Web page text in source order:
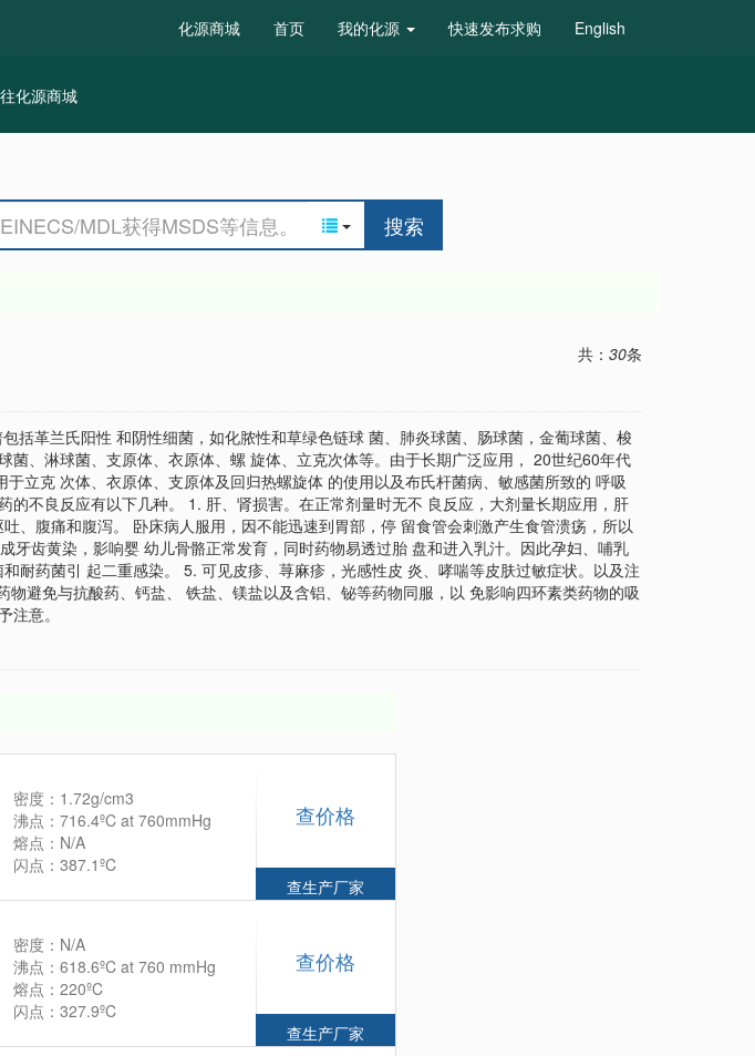
化源商城 首页 我的化源 快速发布求购 English
化源商城
搜索
共： 30条
革兰氏阳性 和阴性细菌，如化脓性和草绿色链球 菌、肺炎球菌、肠球菌，金葡球菌、梭
、淋球菌、支原体、衣原体、螺 旋体、立克次体等。由于长期广泛应用， 20世纪60年代
立克 次体、衣原体、支原体及回归热螺旋体 的使用以及布氏杆菌病、敏感菌所致的 呼吸
不良反应有以下几种。 1. 肝、肾损害。在正常剂量时无不 良反应，大剂量长期应用，肝
、腹痛和腹泻。 卧床病人服用，因不能迅速到胃部，停 留食管会刺激产生食管溃疡，所以
齿黄染，影响婴 幼儿骨骼正常发育，同时药物易透过胎 盘和进入乳汁。因此孕妇、哺乳
耐药菌引 起二重感染。 5. 可见皮疹、荨麻疹，光感性皮 炎、哮喘等皮肤过敏症状。以及注
避免与抗酸药、钙盐、 铁盐、镁盐以及含铝、铋等药物同服，以 免影响四环素类药物的吸
意。
密度：1.72g/cm3
沸点：716.4ºC at 760mmHg
熔点：N/A
闪点：387.1ºC
查价格
查生产厂家
密度：N/A
沸点：618.6ºC at 760 mmHg
熔点：220ºC
闪点：327.9ºC
查价格
查生产厂家